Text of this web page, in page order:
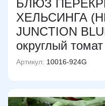
БЛЮЗ
ХЕЛЬСИНГА
JUNCTION
округлый
Артикул: 10016-924G